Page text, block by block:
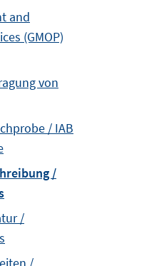
and
(GMOP)
von
/ IAB
/
/